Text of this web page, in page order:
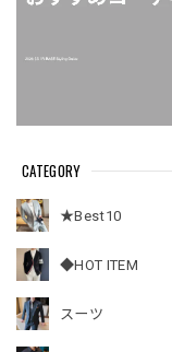
CATEGORY
★Best10
◆HOT ITEM
スーツ